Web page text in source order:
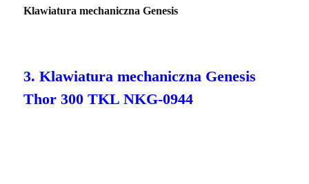
Klawiatura mechaniczna Genesis
3. Klawiatura mechaniczna Genesis
Thor 300 TKL NKG-0944